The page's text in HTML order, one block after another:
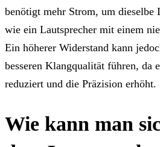
benötigt mehr Strom, um dieselbe
wie ein Lautsprecher mit einem
Ein höherer Widerstand kann
besseren Klangqualität führen, da
reduziert und die Präzision erhöht.
Wie kann man